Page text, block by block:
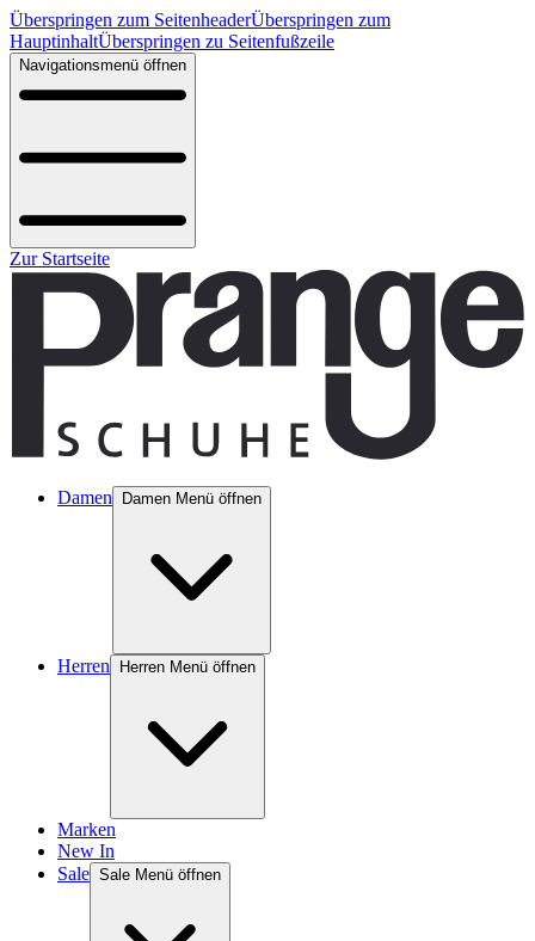
Überspringen zum SeitenheaderÜberspringen zum
HauptinhaltÜberspringen zu Seitenfußzeile
Navigationsmenü öffnen
Zur Startseite
Damen Damen Menü öffnen
Herren Herren Menü öffnen
Marken
New In
Sale Sale Menü öffnen